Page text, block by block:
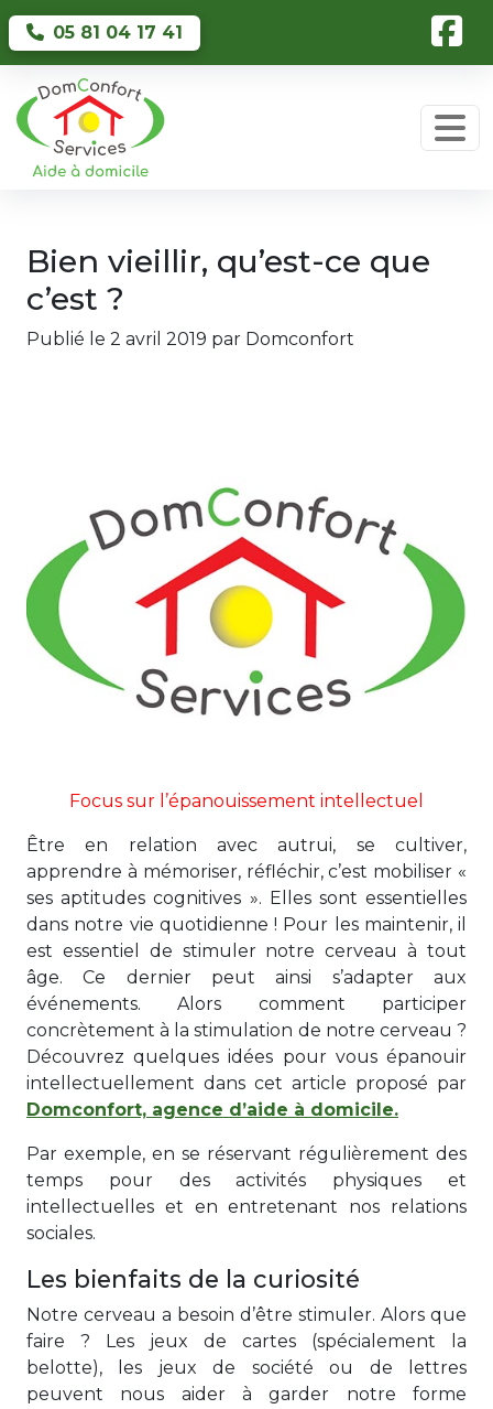
Skip to main content
05 81 04 17 41
Bien vieillir, qu’est-ce que
c’est ?
Publié le 2 avril 2019 par Domconfort
Focus sur l’épanouissement intellectuel
Être en relation avec autrui, se cultiver,
apprendre à mémoriser, réfléchir, c’est mobiliser «
ses aptitudes cognitives ». Elles sont essentielles
dans notre vie quotidienne ! Pour les maintenir, il
est essentiel de stimuler notre cerveau à tout
âge. Ce dernier peut ainsi s’adapter aux
événements. Alors comment participer
concrètement à la stimulation de notre cerveau ?
Découvrez quelques idées pour vous épanouir
intellectuellement dans cet article proposé par
Domconfort, agence d’aide à domicile.
Par exemple, en se réservant régulièrement des
temps pour des activités physiques et
intellectuelles et en entretenant nos relations
sociales.
Les bienfaits de la curiosité
Notre cerveau a besoin d’être stimuler. Alors que
faire ? Les jeux de cartes (spécialement la
belotte), les jeux de société ou de lettres
peuvent nous aider à garder notre forme